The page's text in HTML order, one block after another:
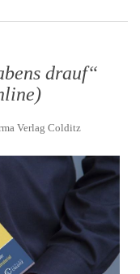
drauf“
Verlag Colditz